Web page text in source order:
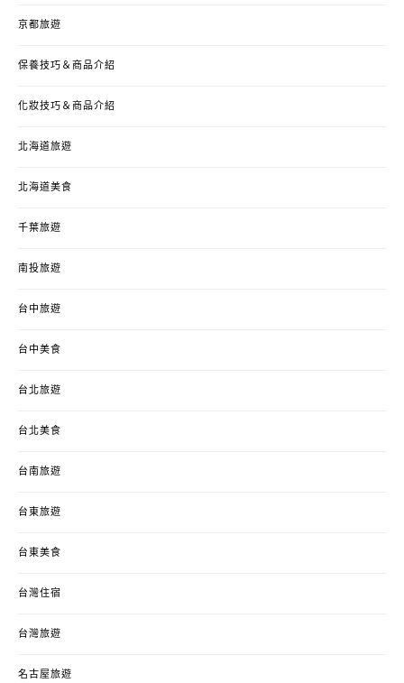
京都旅遊
保養技巧＆商品介紹
化妝技巧＆商品介紹
北海道旅遊
北海道美食
千葉旅遊
南投旅遊
台中旅遊
台中美食
台北旅遊
台北美食
台南旅遊
台東旅遊
台東美食
台灣住宿
台灣旅遊
名古屋旅遊